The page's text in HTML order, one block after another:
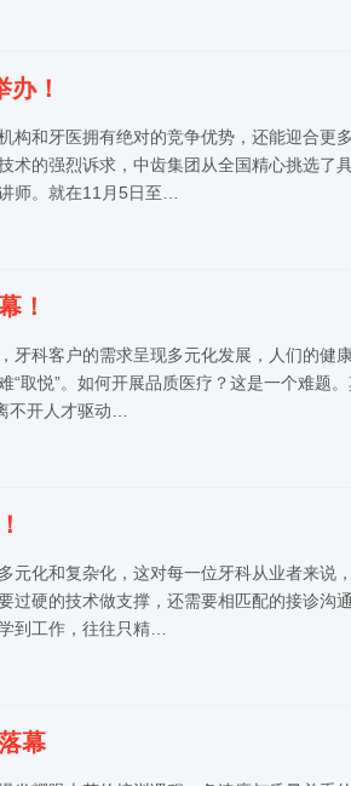
！
构和牙医拥有绝对的竞争优势，还能迎合更
术的强烈诉求，中齿集团从全国精心挑选了
师。就在11月5日至…
！
牙科客户的需求呈现多元化发展，人们的健
取悦”。如何开展品质医疗？这是一个难题
不开人才驱动…
元化和复杂化，这对每一位牙科从业者来说
过硬的技术做支撑，还需要相匹配的接诊沟
到工作，往往只精…
幕